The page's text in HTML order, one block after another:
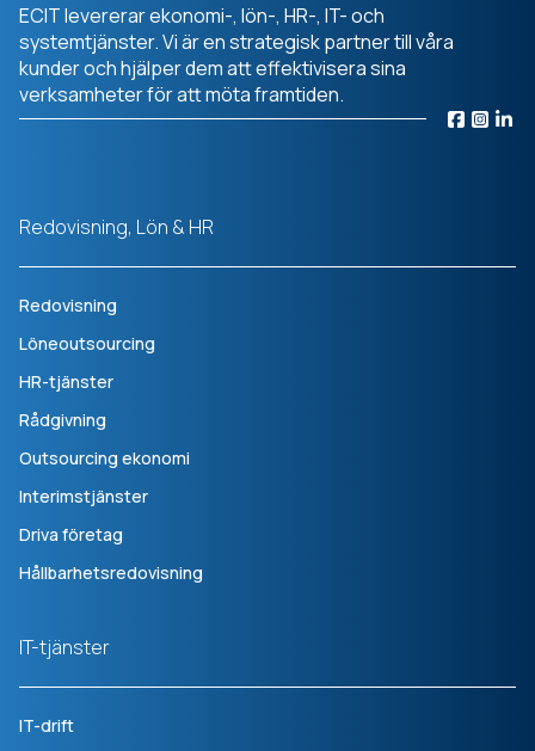
ECIT levererar ekonomi-, lön-, HR-, IT- och
systemtjänster. Vi är en strategisk partner till våra
kunder och hjälper dem att effektivisera sina
verksamheter för att möta framtiden.
Redovisning, Lön & HR
Redovisning
Löneoutsourcing
HR-tjänster
Rådgivning
Outsourcing ekonomi
Interimstjänster
Driva företag
Hållbarhetsredovisning
IT-tjänster
IT-drift